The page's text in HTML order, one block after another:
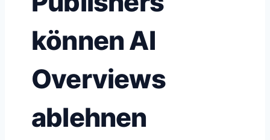
können AI
Overviews
ablehnen